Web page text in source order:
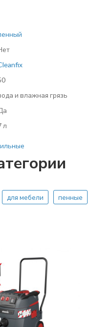
и влажная грязь
л
для мебели пенные